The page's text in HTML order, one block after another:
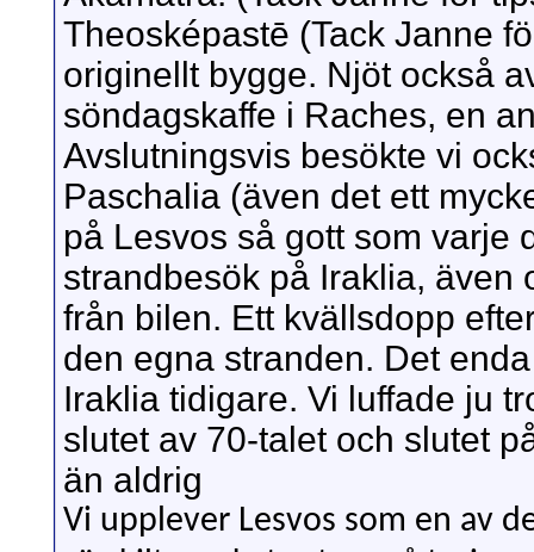
Theosképastē (Tack Janne
originellt bygge. Njöt också
söndagskaffe i Raches, en
Avslutningsvis besökte vi
Paschalia (även det ett
på Lesvos så gott som varje
strandbesök på Iraklia, även
från bilen. Ett kvällsdopp
den egna stranden. Det
Iraklia tidigare. Vi luffade ju
slutet av 70-talet och slutet
än aldrig
Vi upplever Lesvos som en av